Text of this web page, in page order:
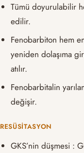
Tümü doyurulabilir
edilir.
Fenobarbiton hem
yeniden dolaşıma
atılır.
Fenobarbitalin
değişir.
RESÜSITASYON
GKS’nin düşmesi :